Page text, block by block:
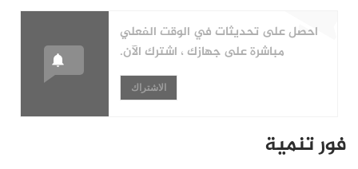
احصل على تحديثات في الوقت الفعلي
مباشرة على جهازك ، اشترك الآن.
الاشتراك
فور تنمية